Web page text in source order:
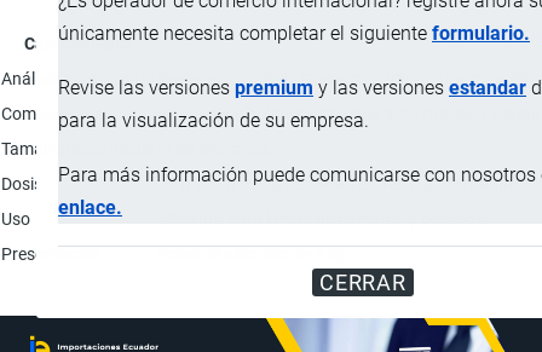
únicamente necesita completar el siguiente formulario.
Revise las versiones premium y las versiones estandar
para la visualización de su empresa.
Para más información puede comunicarse con nosotros
enlace.
CERRAR
Característica
Análisis garantizado
Proteína min. 50%; Grasa min. 9%; Ceniza max.
Composición
Proteína de animales marinos 42%; Proteína
Tamaño de partícula
Dosis
70 a 100 g a una densidad entre 70 a 100
Uso
Presentación